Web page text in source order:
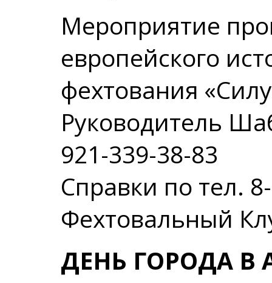
Мероприятие
европейского
фехтования
Руководитель
921-339-38-83
Справки по тел.
Фехтовальный
ДЕНЬ ГОРОДА